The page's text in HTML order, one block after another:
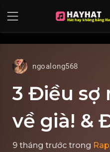
ngoalong568
3 Điều sợ
về già! &
9 tháng trước trong Rap